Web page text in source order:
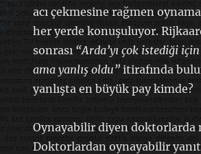
acı çekmesine rağmen
her yerde konuşuluyor.
sonrası “Arda’yı çok istediği için
ama yanlış oldu”itirafında
yanlışta en büyük pay kimde?
Oynayabilir diyen doktorlarda
Doktorlardan oynayabilir